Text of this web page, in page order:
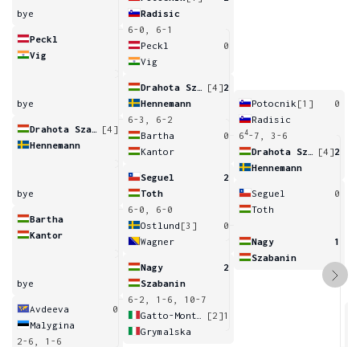
bye
Peckl
Vig
bye
[4]
Hennemann
bye
Bartha
Kantor
bye
Avdeeva
0
Malygina
2-6, 1-6
Radisic
6-0, 6-1
Peckl
0
Vig
[4]2
Hennemann
6-3, 6-2
Bartha
0
Kantor
Seguel
2
Toth
6-0, 6-0
Ostlund [3]
0
Wagner
Nagy
2
Szabanin
6-2, 1-6, 10-7
[2]1
Grymalska
Potocnik [1]
0
Radisic
64-7, 3-6
[4]2
Hennemann
Seguel
0
Toth
Nagy
1
Szabanin